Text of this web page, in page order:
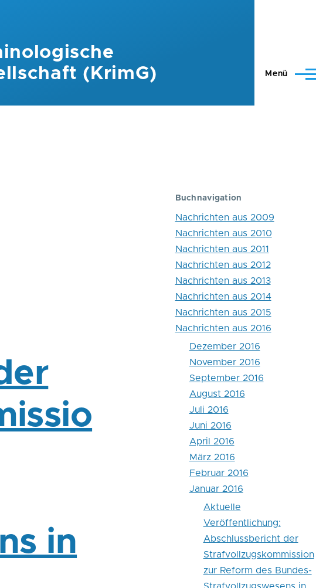
(KrimG)
Menü
in
Buchnavigation
Nachrichten aus 2009
Nachrichten aus 2010
Nachrichten aus 2011
Nachrichten aus 2012
Nachrichten aus 2013
Nachrichten aus 2014
Nachrichten aus 2015
Nachrichten aus 2016
Dezember 2016
November 2016
September 2016
August 2016
Juli 2016
Juni 2016
April 2016
März 2016
Februar 2016
Januar 2016
Aktuelle
Veröffentlichung:
Abschlussbericht der
Strafvollzugskommission
zur Reform des Bundes-